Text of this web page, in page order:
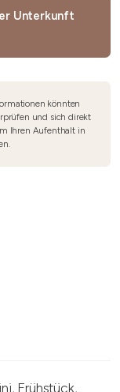
Unterkunft
könnten
und sich direkt
Ihren Aufenthalt in
Frühstück,